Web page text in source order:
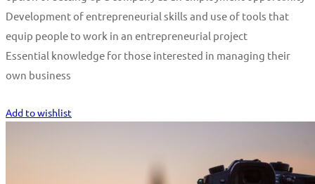
Development of entrepreneurial skills and use of tools that
equip people to work in an entrepreneurial project
Essential knowledge for those interested in managing their
own business
Add to wishlist